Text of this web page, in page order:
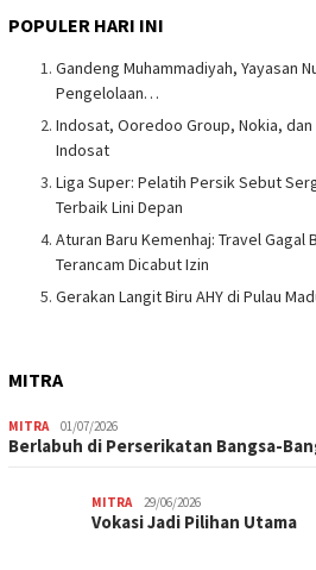
POPULER HARI INI
Gandeng Muhammadiyah, Yayasan
Pengelolaan…
Indosat, Ooredoo Group, Nokia, dan
Indosat
Liga Super: Pelatih Persik Sebut
Terbaik Lini Depan
Aturan Baru Kemenhaj: Travel Gagal
Terancam Dicabut Izin
Gerakan Langit Biru AHY di Pulau
MITRA
MITRA 01/07/2026
Berlabuh di Perserikatan Bangsa-
MITRA 29/06/2026
Vokasi Jadi Pilihan Utama